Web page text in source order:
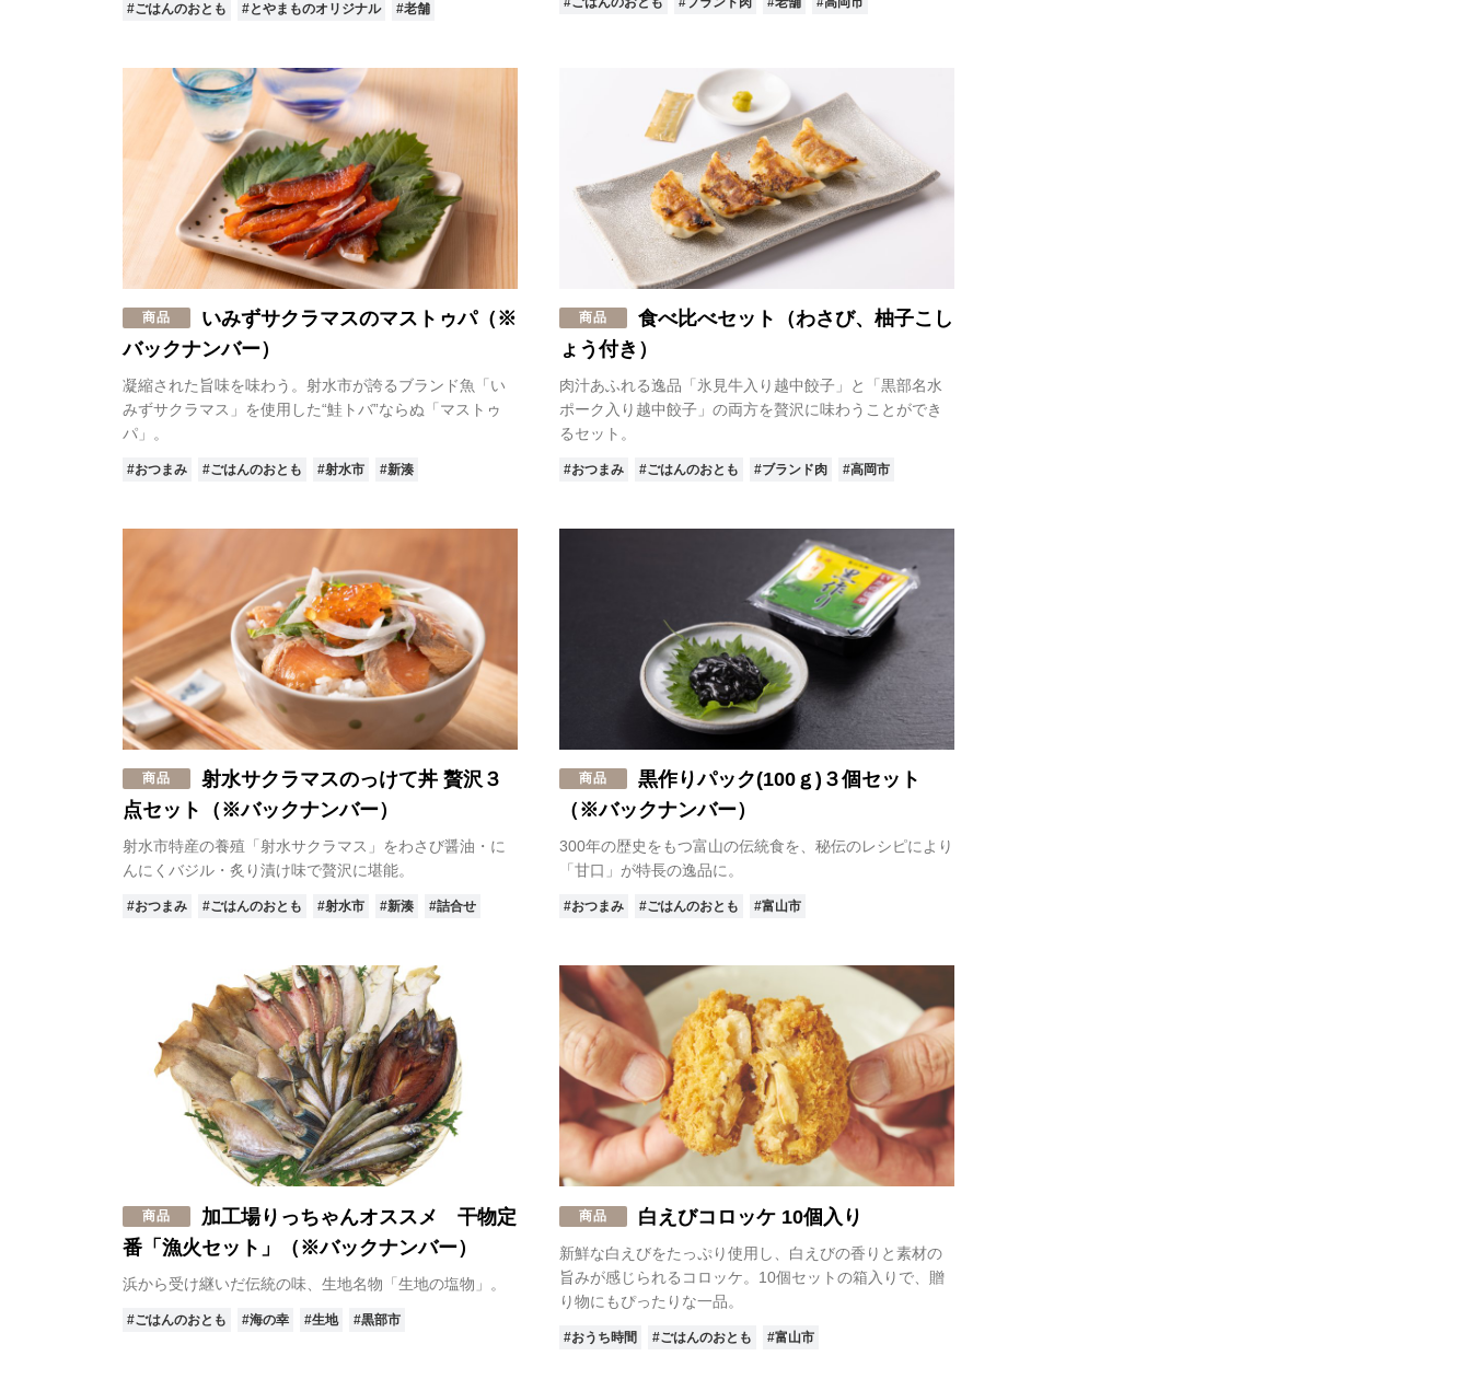
#ごはんのおとも #とやまものオリジナル #老舗
商品
いみずサクラマスのマストゥパ（※
バックナンバー）
凝縮された旨味を味わう。射水市が誇るブランド魚「い
みずサクラマス」を使用した“鮭トバ”ならぬ「マストゥ
パ」。
#おつまみ #ごはんのおとも #射水市 #新湊
商品
食べ比べセット（わさび、柚子こし
ょう付き）
肉汁あふれる逸品「氷見牛入り越中餃子」と「黒部名水
ポーク入り越中餃子」の両方を贅沢に味わうことができ
るセット。
#おつまみ #ごはんのおとも #ブランド肉 #高岡市
商品
射水サクラマスのっけて丼 贅沢３
点セット（※バックナンバー）
射水市特産の養殖「射水サクラマス」をわさび醤油・に
んにくバジル・炙り漬け味で贅沢に堪能。
#おつまみ #ごはんのおとも #射水市 #新湊 #詰合せ
商品
黒作りパック(100ｇ)３個セット
（※バックナンバー）
300年の歴史をもつ富山の伝統食を、秘伝のレシピにより
「甘口」が特長の逸品に。
#おつまみ #ごはんのおとも #富山市
商品
加工場りっちゃんオススメ 干物定
番「漁火セット」（※バックナンバー）
浜から受け継いだ伝統の味、生地名物「生地の塩物」。
#ごはんのおとも #海の幸 #生地 #黒部市
商品 白えびコロッケ 10個入り
新鮮な白えびをたっぷり使用し、白えびの香りと素材の
旨みが感じられるコロッケ。10個セットの箱入りで、贈
り物にもぴったりな一品。
#おうち時間 #ごはんのおとも #富山市